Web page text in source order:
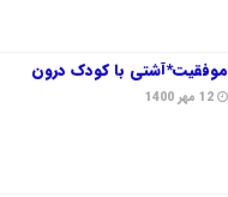
موفقیت*آشتی با کودک درون
12 مهر 1400